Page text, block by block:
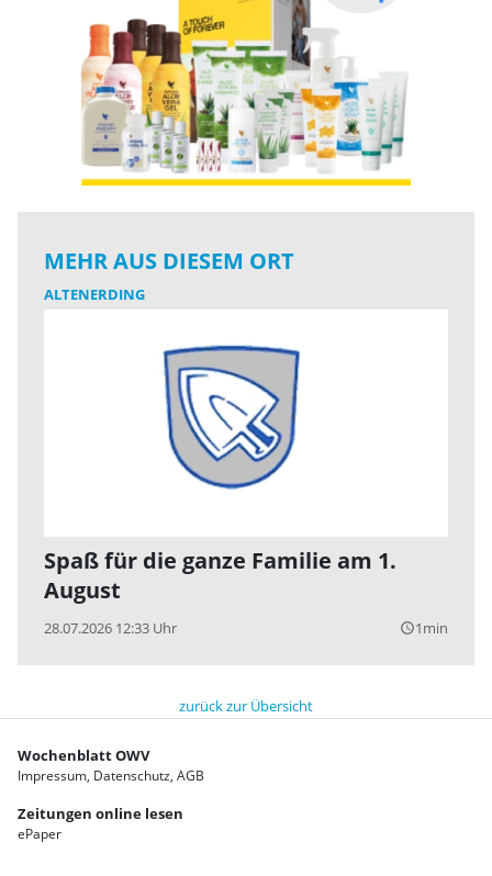
MEHR AUS DIESEM ORT
ALTENERDING
Spaß für die ganze Familie am 1.
August
28.07.2026 12:33 Uhr query_builder1min
zurück zur Übersicht
Wochenblatt OWV
Impressum Datenschutz AGB
Zeitungen online lesen
ePaper